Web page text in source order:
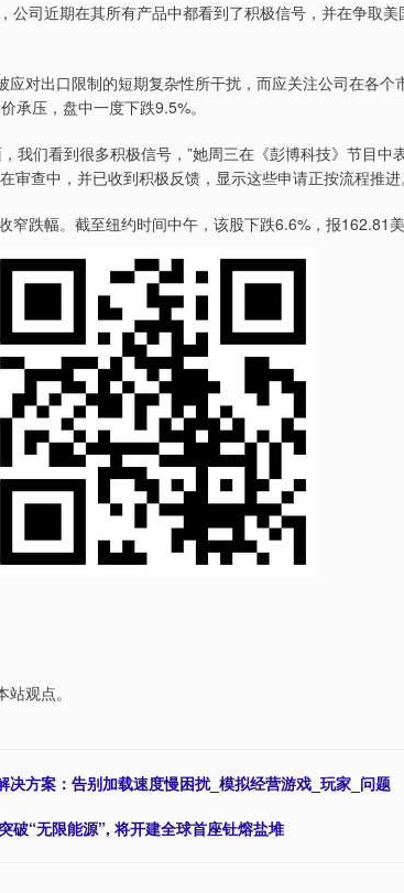
司近期在其所有产品中都看到了积极信号，并在争取美
对出口限制的短期复杂性所干扰，而应关注公司在各个
承压，盘中一度下跌9.5%。
们看到很多积极信号，”她周三在《彭博科技》节目中
审查中，并已收到积极反馈，显示这些申请正按流程推进
跌幅。截至纽约时间中午，该股下跌6.6%，报162.81美
观点。
决方案：告别加载速度慢困扰_模拟经营游戏_玩家_问题
破“无限能源”, 将开建全球首座钍熔盐堆